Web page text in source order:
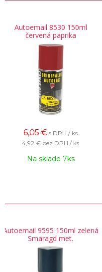
Autoemail 8530 150ml
červená paprika
6,05 € s DPH / ks
4,92 € bez DPH / ks
Na sklade 7ks
Autoemail 9595 150ml zelená
Smaragd met.